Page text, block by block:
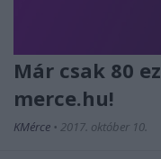
Már csak 80
merce.hu!
KMérce • 2017. október 10.